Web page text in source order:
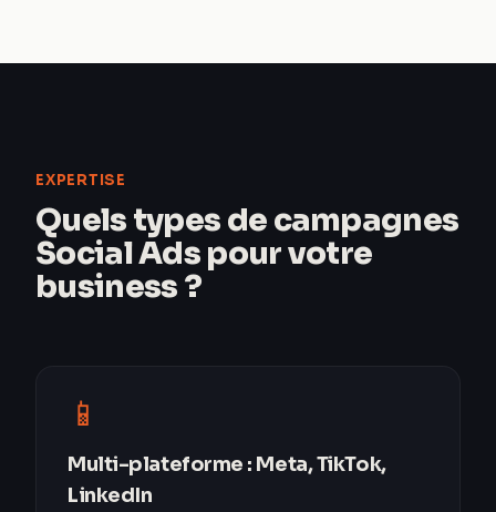
EXPERTISE
Quels types de campagnes
Social Ads pour votre
business ?
📱
Multi-plateforme : Meta, TikTok,
LinkedIn